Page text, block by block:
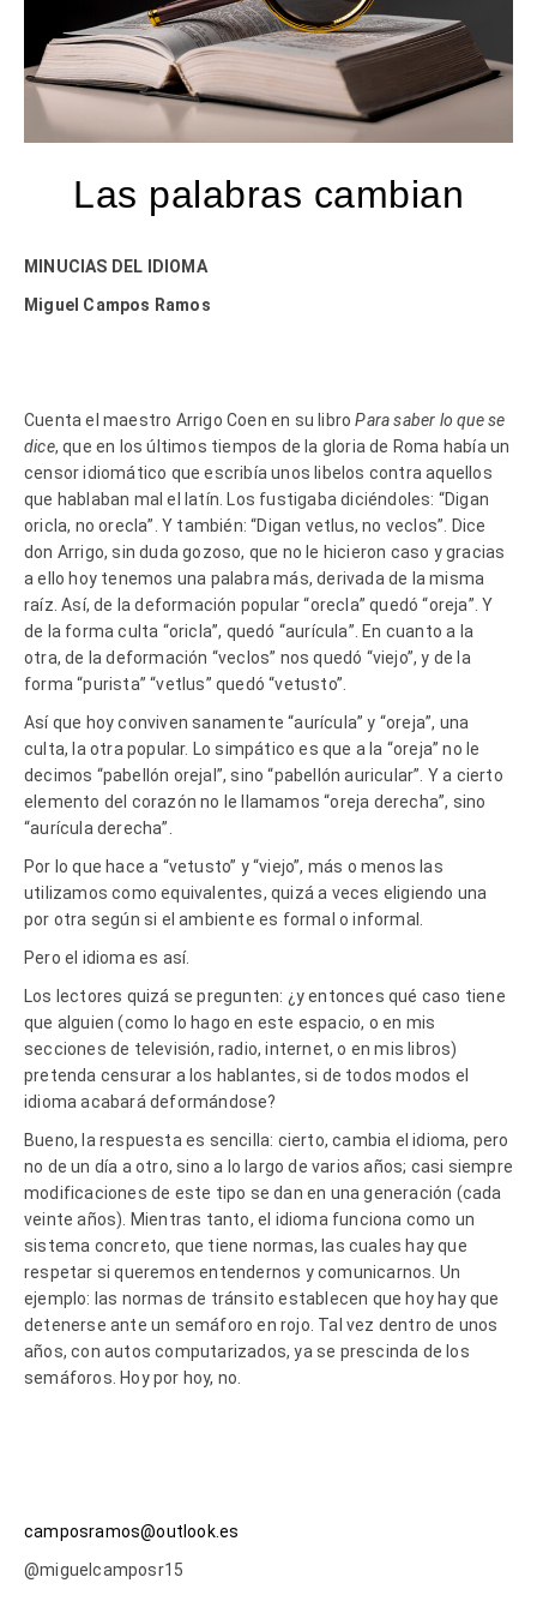
Las palabras cambian
MINUCIAS DEL IDIOMA
Miguel Campos Ramos
Cuenta el maestro Arrigo Coen en su libroPara saber lo que se
dice, que en los últimos tiempos de la gloria de Roma había un
censor idiomático que escribía unos libelos contra aquellos
que hablaban mal el latín. Los fustigaba diciéndoles: “Digan
oricla, no orecla”. Y también: “Digan vetlus, no veclos”. Dice
don Arrigo, sin duda gozoso, que no le hicieron caso y gracias
a ello hoy tenemos una palabra más, derivada de la misma
raíz. Así, de la deformación popular “orecla” quedó “oreja”. Y
de la forma culta “oricla”, quedó “aurícula”. En cuanto a la
otra, de la deformación “veclos” nos quedó “viejo”, y de la
forma “purista” “vetlus” quedó “vetusto”.
Así que hoy conviven sanamente “aurícula” y “oreja”, una
culta, la otra popular. Lo simpático es que a la “oreja” no le
decimos “pabellón orejal”, sino “pabellón auricular”. Y a cierto
elemento del corazón no le llamamos “oreja derecha”, sino
“aurícula derecha”.
Por lo que hace a “vetusto” y “viejo”, más o menos las
utilizamos como equivalentes, quizá a veces eligiendo una
por otra según si el ambiente es formal o informal.
Pero el idioma es así.
Los lectores quizá se pregunten: ¿y entonces qué caso tiene
que alguien (como lo hago en este espacio, o en mis
secciones de televisión, radio, internet, o en mis libros)
pretenda censurar a los hablantes, si de todos modos el
idioma acabará deformándose?
Bueno, la respuesta es sencilla: cierto, cambia el idioma, pero
no de un día a otro, sino a lo largo de varios años; casi siempre
modificaciones de este tipo se dan en una generación (cada
veinte años). Mientras tanto, el idioma funciona como un
sistema concreto, que tiene normas, las cuales hay que
respetar si queremos entendernos y comunicarnos. Un
ejemplo: las normas de tránsito establecen que hoy hay que
detenerse ante un semáforo en rojo. Tal vez dentro de unos
años, con autos computarizados, ya se prescinda de los
semáforos. Hoy por hoy, no.
camposramos@outlook.es
@miguelcamposr15